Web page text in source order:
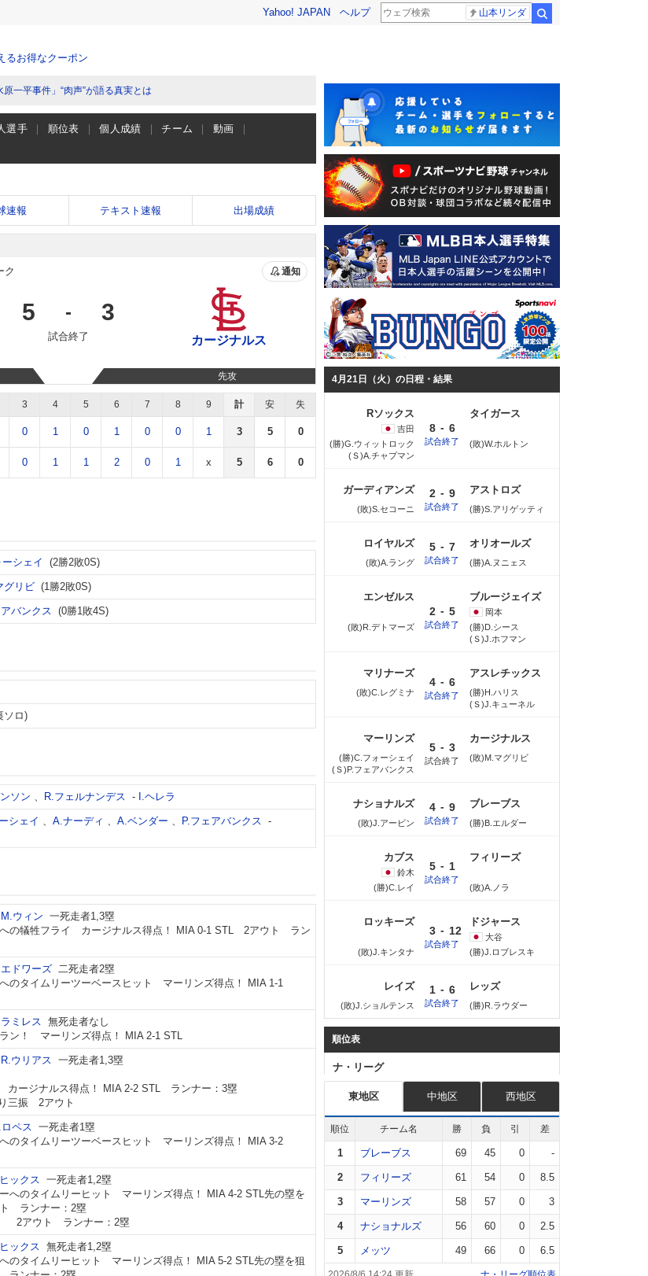
Yahoo! JAPAN ヘルプ 山本リンダ
るお得なクーポン
原一平事件」“肉声”が語る真実とは
選手 順位表 個人成績 チーム
動画
速報 テキスト速報 出場成績
ク 通知
5 - 3
試合終了 カージナルス
先攻
3 4 5 6 7 8 9 計 安 失
0 1 0 1 0 0 1 3 5 0
0 1 1 2 0 1 x 5 6 0
シェイ (2勝2敗0S)
グリビ (1勝2敗0S)
バンクス (0勝1敗4S)
ソロ)
ソン 、 R.フェルナンデス - I.ヘレラ
シェイ 、 A.ナーディ 、 A.ベンダー 、 P.フェアバンクス -
M.ウィン 一死走者1,3塁
への犠牲フライ カージナルス得点！ MIA 0-1 STL 2アウト ラン
ドワーズ 二死走者2塁
のタイムリーツーベースヒット マーリンズ得点！ MIA 1-1
ミレス 無死走者なし
ン！ マーリンズ得点！ MIA 2-1 STL
R.ウリアス 一死走者1,3塁
カージナルス得点！ MIA 2-2 STL ランナー：3塁
三振 2アウト
ペス 一死走者1塁
のタイムリーツーベースヒット マーリンズ得点！ MIA 3-2
ックス
一死走者1,2塁
へのタイムリーヒット マーリンズ得点！ MIA 4-2 STL先の塁を
ランナー：2塁
2アウト ランナー：2塁
ックス
無死走者1,2塁
のタイムリーヒット マーリンズ得点！ MIA 5-2 STL先の塁を狙
4月21日（火）の日程・結果
Rソックス
吉田
(勝)G.ウィットロック
(Ｓ)A.チャプマン
8 - 6
試合終了
タイガース
(敗)W.ホルトン
ガーディアンズ
(敗)S.セコーニ
2 - 9
試合終了
アストロズ
(勝)S.アリゲッティ
ロイヤルズ
(敗)A.ラング
5 - 7
試合終了
オリオールズ
(勝)A.ヌニェス
エンゼルス
(敗)R.デトマーズ
2 - 5
試合終了
ブルージェイズ
岡本
(勝)D.シース
(Ｓ)J.ホフマン
マリナーズ
(敗)C.レグミナ
4 - 6
試合終了
アスレチックス
(勝)H.ハリス
(Ｓ)J.キューネル
マーリンズ
(勝)C.フォーシェイ
(Ｓ)P.フェアバンクス
5 - 3
試合終了
カージナルス
(敗)M.マグリビ
ナショナルズ
(敗)J.アービン
4 - 9
試合終了
ブレーブス
(勝)B.エルダー
カブス
鈴木
(勝)C.レイ
5 - 1
試合終了
フィリーズ
(敗)A.ノラ
ロッキーズ
(敗)J.キンタナ
3 - 12
試合終了
ドジャース
大谷
(勝)J.ロブレスキ
レイズ
(敗)J.ショルテンス
1 - 6
試合終了
レッズ
(勝)R.ラウダー
順位表
ナ・リーグ
東地区 中地区 西地区
順位 チーム名 勝 負 引 差
1 ブレーブス 69 45 0 -
2 フィリーズ 61 54 0 8.5
3 マーリンズ 58 57 0 3
4 ナショナルズ 56 60 0 2.5
5 メッツ 49 66 0 6.5